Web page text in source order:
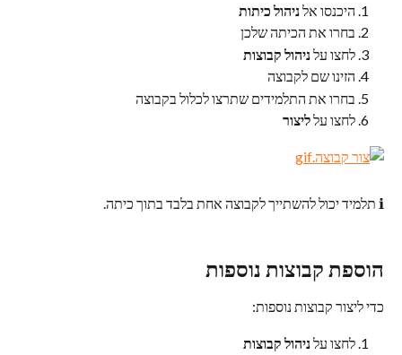
היכנסו אל ניהול כיתות
בחרו את הכיתה שלכן
לחצו על ניהול קבוצות
הזינו שם לקבוצה
בחרו את התלמידים שתרצו לכלול בקבוצה
לחצו על ליצור
ℹ️ תלמיד יכול להשתייך לקבוצה אחת בלבד בתוך כיתה.
הוספת קבוצות נוספות
כדי ליצור קבוצות נוספות:
לחצו על ניהול קבוצות